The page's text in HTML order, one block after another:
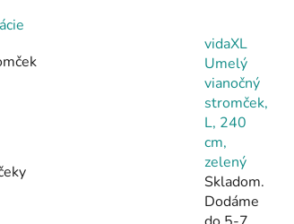
vidaXL
Umelý
vianočný
stromček,
L, 240
cm,
zelený
Skladom.
Dodáme